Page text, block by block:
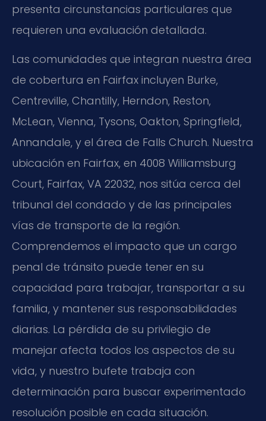
presenta circunstancias particulares que
requieren una evaluación detallada.
Las comunidades que integran nuestra área
de cobertura en Fairfax incluyen Burke,
Centreville, Chantilly, Herndon, Reston,
McLean, Vienna, Tysons, Oakton, Springfield,
Annandale, y el área de Falls Church. Nuestra
ubicación en Fairfax, en 4008 Williamsburg
Court, Fairfax, VA 22032, nos sitúa cerca del
tribunal del condado y de las principales
vías de transporte de la región.
Comprendemos el impacto que un cargo
penal de tránsito puede tener en su
capacidad para trabajar, transportar a su
familia, y mantener sus responsabilidades
diarias. La pérdida de su privilegio de
manejar afecta todos los aspectos de su
vida, y nuestro bufete trabaja con
determinación para buscar experimentado
resolución posible en cada situación.